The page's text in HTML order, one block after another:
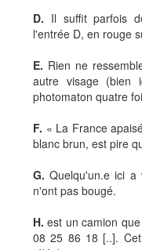
D. Il suffit parfois
l'entrée D, en rouge
E. Rien ne
autre visage (bien
photomaton quatre
F. « La France
blanc brun, est pire
G. Quelqu'un.e ici
n'ont pas bougé.
H. est un camion
08 25 86 18 [..].